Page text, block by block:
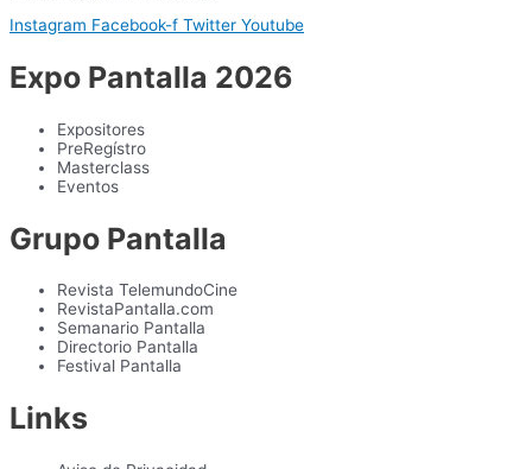
Instagram Facebook-f Twitter Youtube
Expo Pantalla 2026
Expositores
PreRegístro
Masterclass
Eventos
Grupo Pantalla
Revista TelemundoCine
RevistaPantalla.com
Semanario Pantalla
Directorio Pantalla
Festival Pantalla
Links